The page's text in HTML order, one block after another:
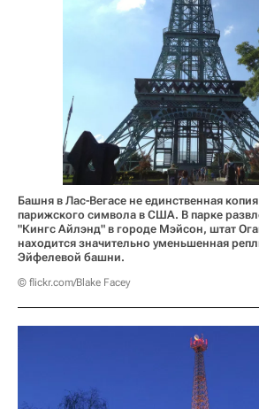
Башня в Лас-Вегасе не единственная копия
парижского символа в США. В парке
"Кингс Айлэнд" в городе Мэйсон, штат
находится значительно уменьшенная
Эйфелевой башни.
© flickr.com/Blake Facey